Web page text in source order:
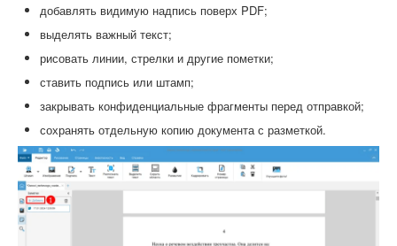
добавлять видимую надпись поверх PDF;
выделять важный текст;
рисовать линии, стрелки и другие пометки;
ставить подпись или штамп;
закрывать конфиденциальные фрагменты перед отправкой;
сохранять отдельную копию документа с разметкой.